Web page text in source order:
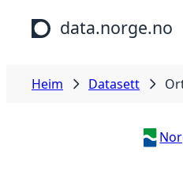
Hopp til hovudinnhald
data.norge.no
Heim Datasett